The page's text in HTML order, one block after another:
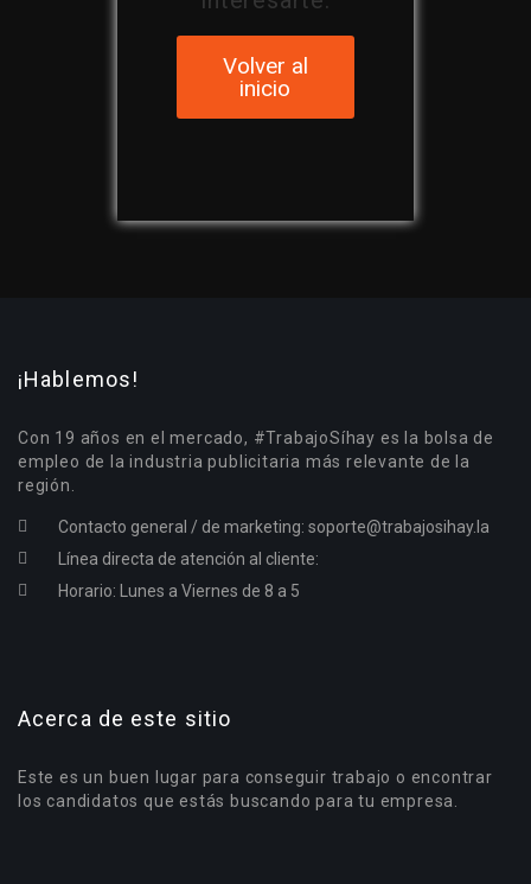
Volver al
inicio
¡Hablemos!
Con 19 años en el mercado, #TrabajoSíhay es la bolsa de
empleo de la industria publicitaria más relevante de la
región.
Contacto general / de marketing: soporte@trabajosihay.la
Línea directa de atención al cliente:
Horario: Lunes a Viernes de 8 a 5
Acerca de este sitio
Este es un buen lugar para conseguir trabajo o encontrar
los candidatos que estás buscando para tu empresa.